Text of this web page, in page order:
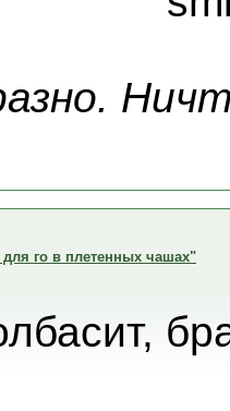
го в плетенных чашах"